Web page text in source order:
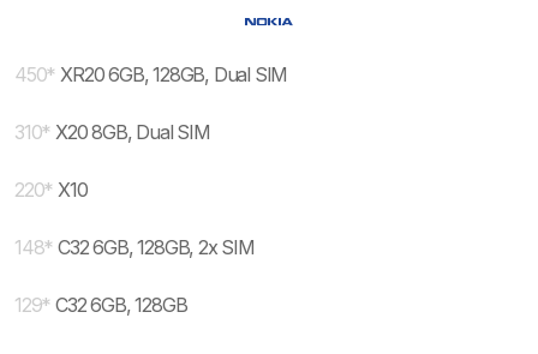
450* XR20 6GB, 128GB, Dual SIM
310* X20 8GB, Dual SIM
220* X10
148* C32 6GB, 128GB, 2x SIM
129* C32 6GB, 128GB